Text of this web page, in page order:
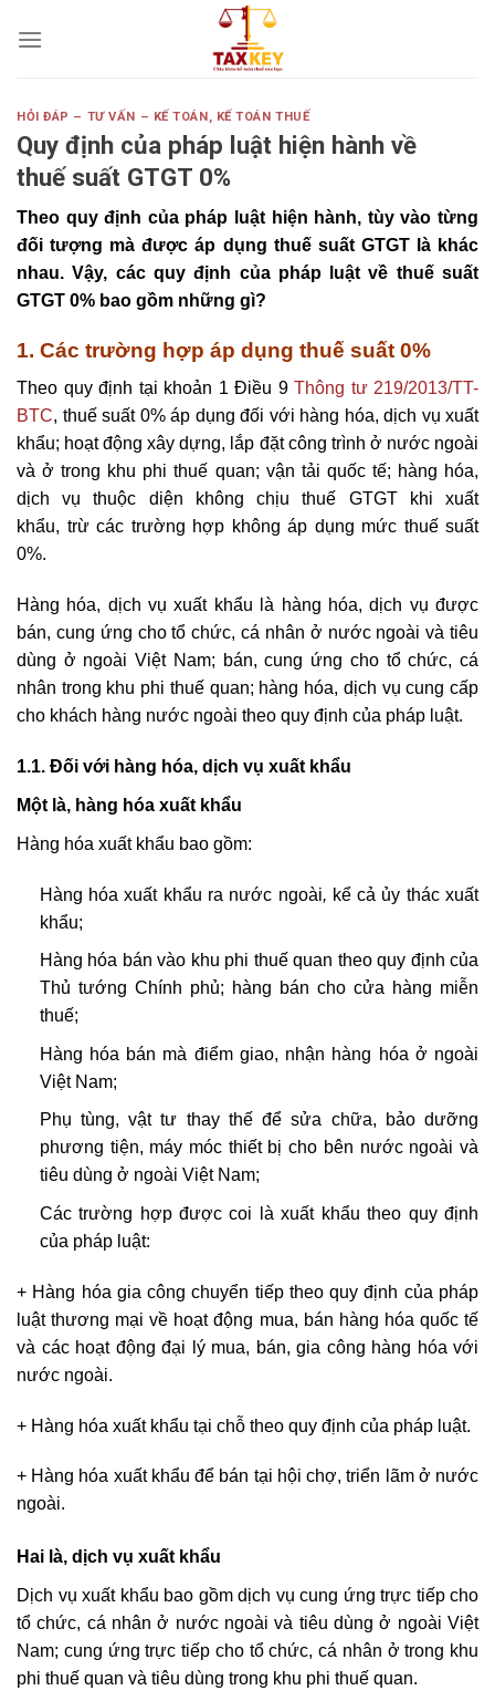
HỎI ĐÁP – TƯ VẤN – KẾ TOÁN, KẾ TOÁN THUẾ
Quy định của pháp luật hiện hành về
thuế suất GTGT 0%
Theo quy định của pháp luật hiện hành, tùy vào từng
đối tượng mà được áp dụng thuế suất GTGT là khác
nhau. Vậy, các quy định của pháp luật về thuế suất
GTGT 0% bao gồm những gì?
1. Các trường hợp áp dụng thuế suất 0%
Theo quy định tại khoản 1 Điều 9 Thông tư 219/2013/TT-
BTC, thuế suất 0% áp dụng đối với hàng hóa, dịch vụ xuất
khẩu; hoạt động xây dựng, lắp đặt công trình ở nước ngoài
và ở trong khu phi thuế quan; vận tải quốc tế; hàng hóa,
dịch vụ thuộc diện không chịu thuế GTGT khi xuất
khẩu, trừ các trường hợp không áp dụng mức thuế suất
0%.
Hàng hóa, dịch vụ xuất khẩu là hàng hóa, dịch vụ được
bán, cung ứng cho tổ chức, cá nhân ở nước ngoài và tiêu
dùng ở ngoài Việt Nam; bán, cung ứng cho tổ chức, cá
nhân trong khu phi thuế quan; hàng hóa, dịch vụ cung cấp
cho khách hàng nước ngoài theo quy định của pháp luật.
1.1. Đối với hàng hóa, dịch vụ xuất khẩu
Một là, hàng hóa xuất khẩu
Hàng hóa xuất khẩu bao gồm:
Hàng hóa xuất khẩu ra nước ngoài, kể cả ủy thác xuất
khẩu;
Hàng hóa bán vào khu phi thuế quan theo quy định của
Thủ tướng Chính phủ; hàng bán cho cửa hàng miễn
thuế;
Hàng hóa bán mà điểm giao, nhận hàng hóa ở ngoài
Việt Nam;
Phụ tùng, vật tư thay thế để sửa chữa, bảo dưỡng
phương tiện, máy móc thiết bị cho bên nước ngoài và
tiêu dùng ở ngoài Việt Nam;
Các trường hợp được coi là xuất khẩu theo quy định
của pháp luật:
+ Hàng hóa gia công chuyển tiếp theo quy định của pháp
luật thương mại về hoạt động mua, bán hàng hóa quốc tế
và các hoạt động đại lý mua, bán, gia công hàng hóa với
nước ngoài.
+ Hàng hóa xuất khẩu tại chỗ theo quy định của pháp luật.
+ Hàng hóa xuất khẩu để bán tại hội chợ, triển lãm ở nước
ngoài.
Hai là, dịch vụ xuất khẩu
Dịch vụ xuất khẩu bao gồm dịch vụ cung ứng trực tiếp cho
tổ chức, cá nhân ở nước ngoài và tiêu dùng ở ngoài Việt
Nam; cung ứng trực tiếp cho tổ chức, cá nhân ở trong khu
phi thuế quan và tiêu dùng trong khu phi thuế quan.